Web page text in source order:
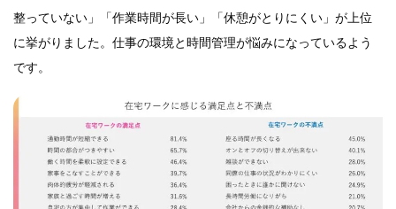
整っていない」「作業時間が長い」「休憩がとりにくい」が上位
に挙がりました。仕事の環境と時間管理が悩みになっているよう
です。